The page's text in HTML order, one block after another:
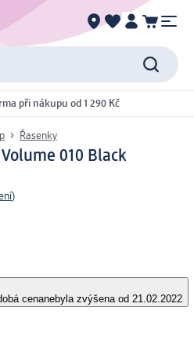
při nákupu od 1 290 Kč
Řasenky
010 Black
)
cenanebyla zvýšena od 21.02.2022